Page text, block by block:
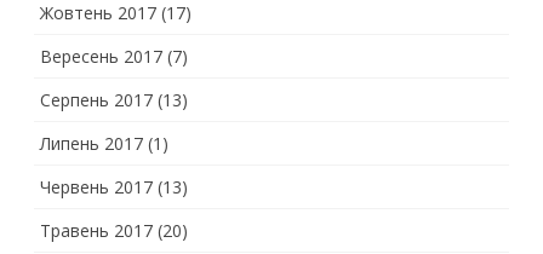
Жовтень 2017 (17)
Вересень 2017 (7)
Серпень 2017 (13)
Липень 2017 (1)
Червень 2017 (13)
Травень 2017 (20)